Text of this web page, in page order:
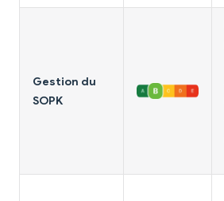
Gestion du
SOPK